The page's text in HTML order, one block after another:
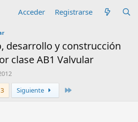
Acceder Registrarse
desarrollo y construcción
clase AB1 Valvular
Siguiente